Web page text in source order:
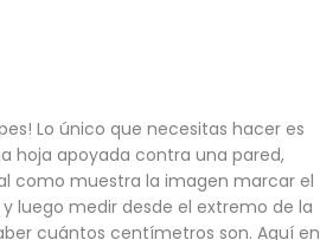
Lo único que necesitas hacer es
hoja apoyada contra una pared,
como muestra la imagen marcar el
luego medir desde el extremo de la
cuántos centímetros son. Aquí en